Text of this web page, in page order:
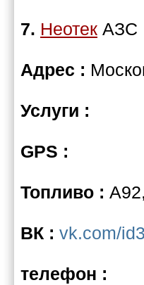
7. Неотек АЗС
Адрес :
Услуги :
GPS :
Топливо :
ВК : vk.com/
телефон :